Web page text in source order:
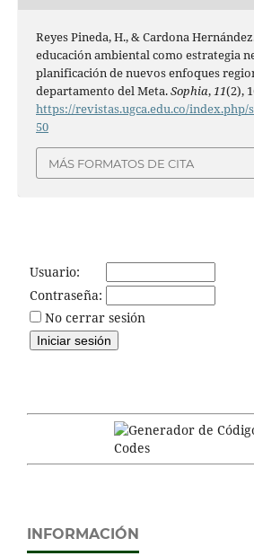
Reyes Pineda, H., & Cardona
educación ambiental como estrategia
planificación de nuevos enfoques
departamento del Meta.Sophia,11(2),
https://revistas.ugca.edu.co/
50
MÁS FORMATOS DE CITA
Usuario:
Contraseña:
No cerrar sesión
INFORMACIÓN